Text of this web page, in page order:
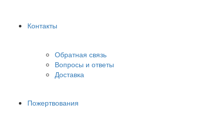
Контакты
Обратная связь
Вопросы и ответы
Доставка
Пожертвования